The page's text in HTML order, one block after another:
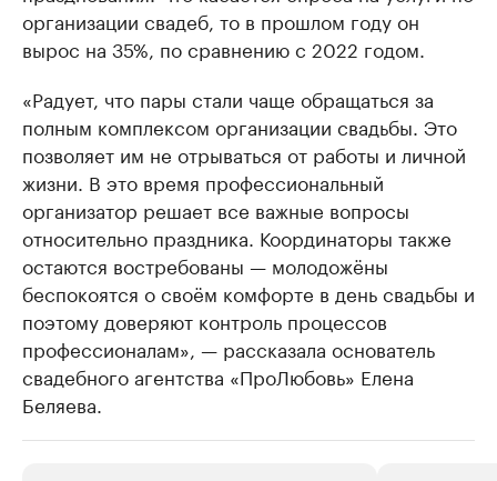
организации свадеб, то в прошлом году он
вырос на 35%, по сравнению с 2022 годом.
«Радует, что пары стали чаще обращаться за
полным комплексом организации свадьбы. Это
позволяет им не отрываться от работы и личной
жизни. В это время профессиональный
организатор решает все важные вопросы
относительно праздника. Координаторы также
остаются востребованы — молодожёны
беспокоятся о своём комфорте в день свадьбы и
поэтому доверяют контроль процессов
профессионалам», — рассказала основатель
свадебного агентства «ПроЛюбовь» Елена
Беляева.